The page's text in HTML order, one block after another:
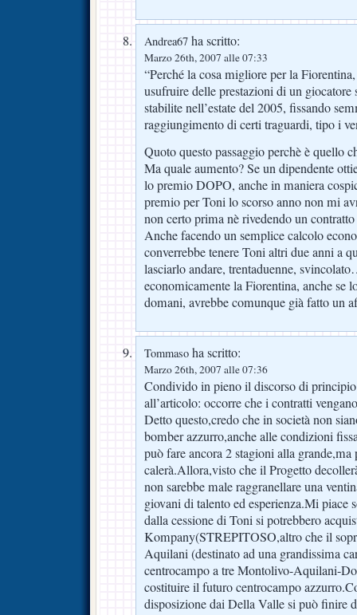
Andrea67 ha scritto:
Marzo 26th, 2007 alle 07:33
“Perché la cosa migliore per la
usufruire delle prestazioni di un
stabilite nell’estate del 2005, fissando
raggiungimento di certi traguardi, tipo i
Quoto questo passaggio perchè è quello
Ma quale aumento? Se un dipendente
lo premio DOPO, anche in maniera
premio per Toni lo scorso anno non mi
non certo prima nè rivedendo un contratto
Anche facendo un semplice calcolo
converrebbe tenere Toni altri due anni a
lasciarlo andare, trentaduenne,
economicamente la Fiorentina, anche se
domani, avrebbe comunque già fatto un
Tommaso ha scritto:
Marzo 26th, 2007 alle 07:36
Condivido in pieno il discorso di
all’articolo: occorre che i contratti
Detto questo,credo che in società non
bomber azzurro,anche alle condizioni
può fare ancora 2 stagioni alla
calerà.Allora,visto che il Progetto
non sarebbe male raggranellare una
giovani di talento ed esperienza.Mi piace
dalla cessione di Toni si potrebbero
Kompany(STREPITOSO,altro che il
Aquilani (destinato ad una grandissima
centrocampo a tre Montolivo-Aquilani-
costituire il futuro centrocampo
disposizione dai Della Valle si può finire